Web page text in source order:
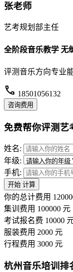
张老师
艺考规划部主任
全阶段音乐教学 无
评测音乐方向专业
call 18501056132
咨询费用
免费帮你评测艺
姓名:
年级:
手机:
开始 计算
你的总计费用
集训费用 100000 元
考试报名费 10000
服装费用 2000 元
行程费用 3000 元
杭州音乐培训排